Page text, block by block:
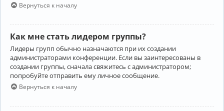
Вернуться к началу
Как мне стать лидером группы?
Лидеры групп обычно назначаются при их создании
администраторами конференции. Если вы заинтересованы в
создании группы, сначала свяжитесь с администратором;
попробуйте отправить ему личное сообщение.
Вернуться к началу